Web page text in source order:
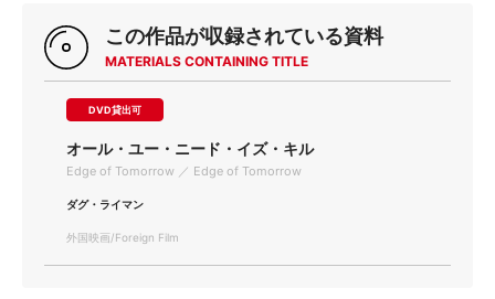
この作品が収録されている資料
MATERIALS CONTAINING TITLE
DVD貸出可
オール・ユー・ニード・イズ・キル
Edge of Tomorrow ／ Edge of Tomorrow
ダグ・ライマン
外国映画/Foreign Film